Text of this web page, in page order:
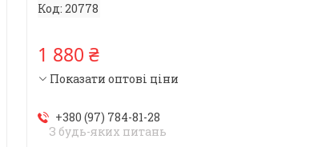
Код: 20778
1 880 ₴
Показати оптові ціни
+380 (97) 784-81-28
З будь-яких питань